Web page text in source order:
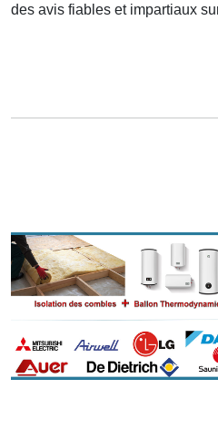
des avis fiables et impartiaux